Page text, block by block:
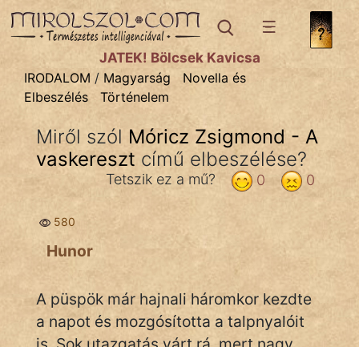
IRODALOMtémák:
Dráma
Elbeszélő
Eposz
Komédia
Kötelező
Legenda
Mese
Mitológia
JÁTÉK! Bölcsek Kavicsa
IRODALOM / Magyarság
Novella és
Elbeszélés
Történelem
Miről szól Móricz Zsigmond - A
vaskereszt című elbeszélése?
0
0
Tetszik ez a mű?
580
Hunor
A püspök már hajnali háromkor kezdte
a napot és mozgósította a talpnyalóit